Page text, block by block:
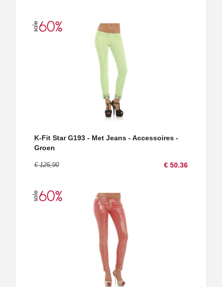
K-Fit Star G193 - Met Jeans - Accessoires -
Groen
€ 125,90 € 50.36